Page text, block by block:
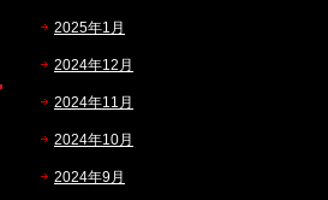
2025年1月
2024年12月
2024年11月
2024年10月
2024年9月